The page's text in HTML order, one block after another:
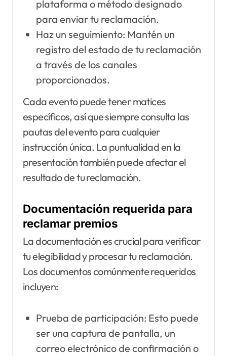
plataforma o método designado
para enviar tu reclamación.
Haz un seguimiento: Mantén un
registro del estado de tu reclamación
a través de los canales
proporcionados.
Cada evento puede tener matices
específicos, así que siempre consulta las
pautas del evento para cualquier
instrucción única. La puntualidad en la
presentación también puede afectar el
resultado de tu reclamación.
Documentación requerida para
reclamar premios
La documentación es crucial para verificar
tu elegibilidad y procesar tu reclamación.
Los documentos comúnmente requeridos
incluyen:
Prueba de participación: Esto puede
ser una captura de pantalla, un
correo electrónico de confirmación o